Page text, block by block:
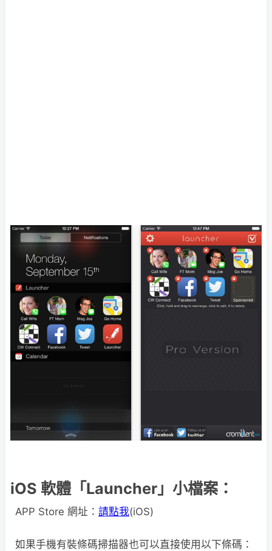
iOS 軟體「Launcher」小檔案：
APP Store 網址： 請點我(iOS)
如果手機有裝條碼掃描器也可以直接使用以下條碼：